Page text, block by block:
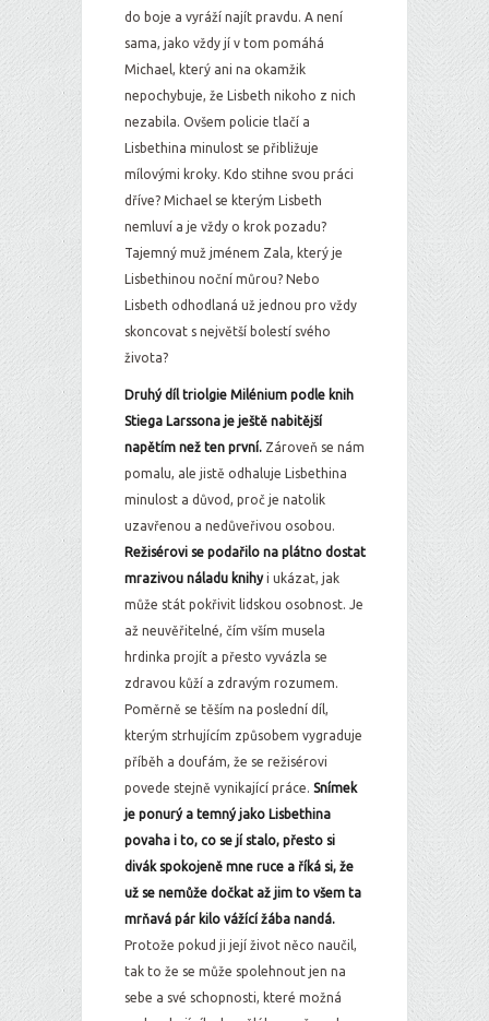
do boje a vyráží najít pravdu. A není
sama, jako vždy jí v tom pomáhá
Michael, který ani na okamžik
nepochybuje, že Lisbeth nikoho z nich
nezabila. Ovšem policie tlačí a
Lisbethina minulost se přibližuje
mílovými kroky. Kdo stihne svou práci
dříve? Michael se kterým Lisbeth
nemluví a je vždy o krok pozadu?
Tajemný muž jménem Zala, který je
Lisbethinou noční můrou? Nebo
Lisbeth odhodlaná už jednou pro vždy
skoncovat s největší bolestí svého
života?
Druhý díl triolgie Milénium podle knih
Stiega Larssona je ještě nabitější
napětím než ten první. Zároveň se nám
pomalu, ale jistě odhaluje Lisbethina
minulost a důvod, proč je natolik
uzavřenou a nedůveřivou osobou.
Režisérovi se podařilo na plátno dostat
mrazivou náladu knihyi ukázat, jak
může stát pokřivit lidskou osobnost. Je
až neuvěřitelné, čím vším musela
hrdinka projít a přesto vyvázla se
zdravou kůží a zdravým rozumem.
Poměrně se těším na poslední díl,
kterým strhujícím způsobem vygraduje
příběh a doufám, že se režisérovi
povede stejně vynikající práce. Snímek
je ponurý a temný jako Lisbethina
povaha i to, co se jí stalo, přesto si
divák spokojeně mne ruce a říká si, že
už se nemůže dočkat až jim to všem ta
mrňavá pár kilo vážící žába nandá.
Protože pokud ji její život něco naučil,
tak to že se může spolehnout jen na
sebe a své schopnosti, které možná